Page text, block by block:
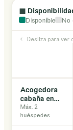
▦
Disponible No
← Desliza para ver
Acogedora
cabaña en
zona de
playa
Máx. 2
huéspedes